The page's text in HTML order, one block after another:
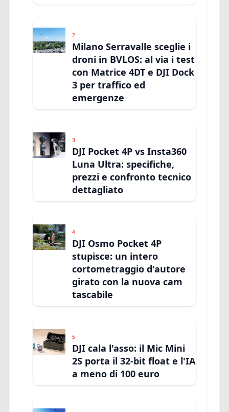
2
Milano Serravalle sceglie i
droni in BVLOS: al via i test
con Matrice 4DT e DJI Dock
3 per traffico ed
emergenze
3
DJI Pocket 4P vs Insta360
Luna Ultra: specifiche,
prezzi e confronto tecnico
dettagliato
4
DJI Osmo Pocket 4P
stupisce: un intero
cortometraggio d'autore
girato con la nuova cam
tascabile
5
DJI cala l'asso: il Mic Mini
2S porta il 32-bit float e l'IA
a meno di 100 euro